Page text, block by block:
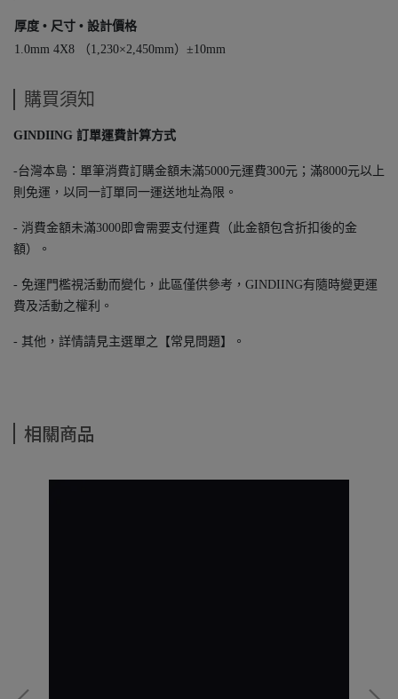
厚度 • 尺寸 • 設計價格
1.0mm 4X8 （1,230×2,450mm）±10mm
購買須知
GINDIING 訂單運費計算方式
-台灣本島：單筆消費訂購金額未滿5000元運費300元；滿8000元以上
則免運，以同一訂單同一運送地址為限。
- 消費金額未滿3000即會需要支付運費（此金額包含折扣後的金
額）。
- 免運門檻視活動而變化，此區僅供參考，GINDIING有隨時變更運
費及活動之權利。
- 其他，詳情請見主選單之【常見問題】。
相關商品